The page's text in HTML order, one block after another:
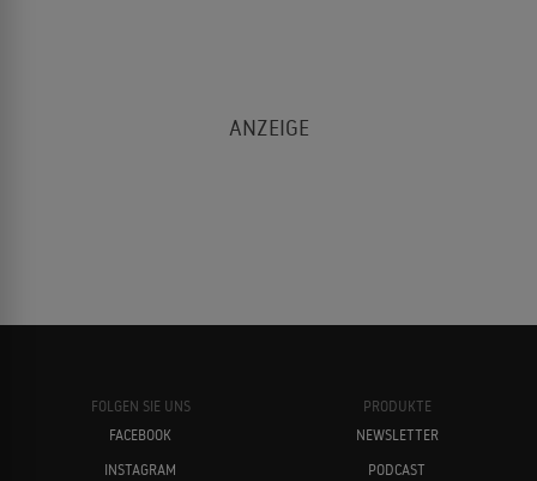
FOLGEN SIE UNS
FACEBOOK
INSTAGRAM
PRODUKTE
NEWSLETTER
PODCAST